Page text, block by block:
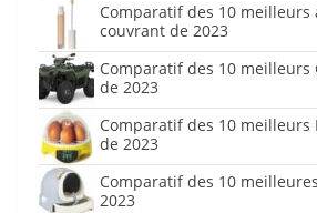
Comparatif des 10 meilleurs
couvrant de 2023
Comparatif des 10
de 2023
Comparatif des 10
de 2023
Comparatif des 10
2023